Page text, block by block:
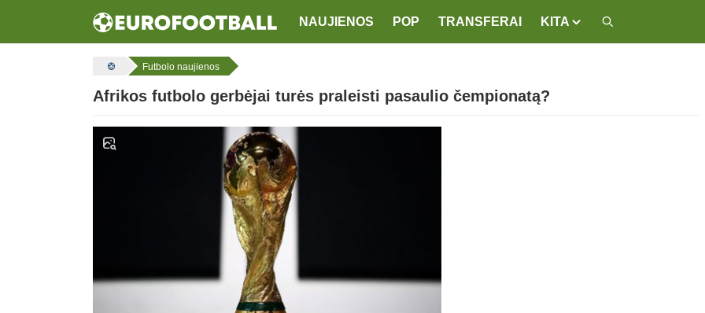
NAUJIENOS POP TRANSFERAI KITA
Futbolo naujienos
Afrikos futbolo gerbėjai turės praleisti pasaulio čempionatą?